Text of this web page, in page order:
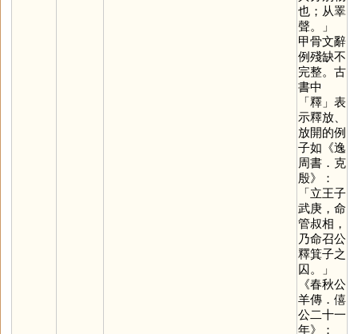
也；从睪
聲。」
甲骨文辭
例殘缺不
完整。古
書中
「釋」表
示釋放、
放開的例
子如《逸
周書．克
殷》：
「立王子
武庚，命
管叔相，
乃命召公
釋箕子之
囚。」
《春秋公
羊傳．僖
公二十一
年》：